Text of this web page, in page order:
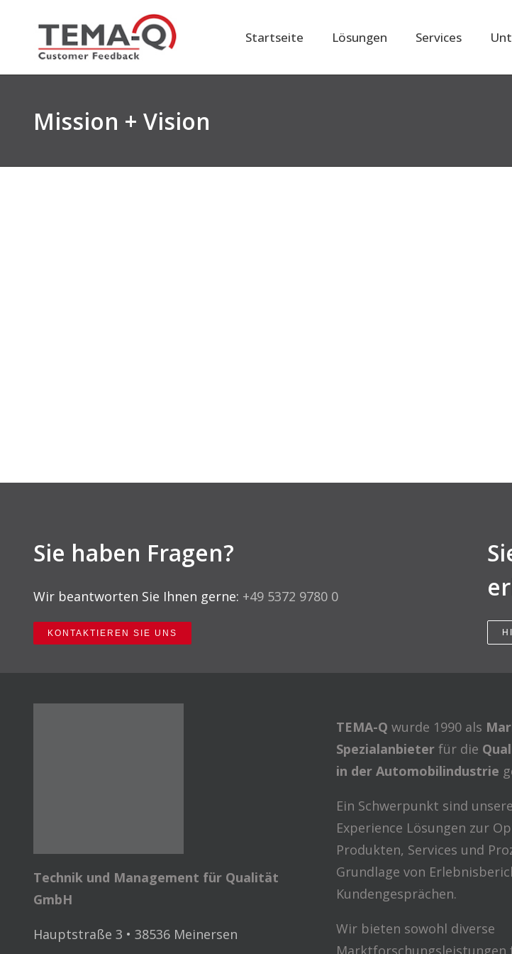
springen
Startseite Lösungen Services
Mission + Vision
Sie haben Fragen?
Wir beantworten Sie Ihnen gerne: +49 5372 9780 0
KONTAKTIEREN SIE UNS
Technik und Management für Qualität
GmbH
Hauptstraße 3 • 38536 Meinersen
TEMA-Q wurde 1990 als
Spezialanbieterfür die
in der Automobilindustrie
Ein Schwerpunkt sind
Experience Lösungen zur
Produkten, Services und
Grundlage von
Kundengesprächen.
Wir bieten sowohl diverse